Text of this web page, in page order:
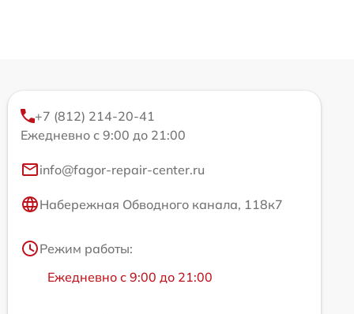
+7 (812) 214-20-41
Ежедневно с 9:00 до 21:00
info@fagor-repair-center.ru
Набережная Обводного канала, 118к7
Режим работы:
Ежедневно с 9:00 до 21:00